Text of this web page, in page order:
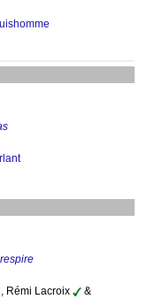
, Rémi Lacroix
&